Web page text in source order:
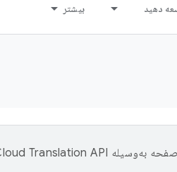
دهید بیشتر
به‌وسیله